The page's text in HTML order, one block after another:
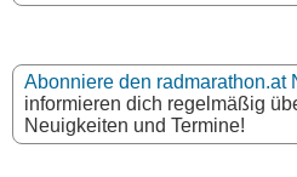
Abonniere den radmarathon.at
informieren dich regelmäßig
Neuigkeiten und Termine!